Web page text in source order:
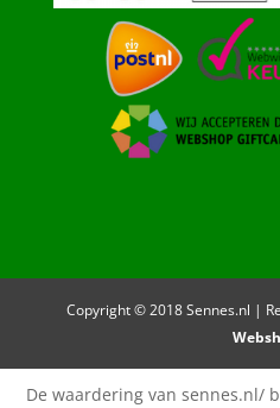
Copyright © 2018 Sennes.nl |
De waardering van sennes.nl/